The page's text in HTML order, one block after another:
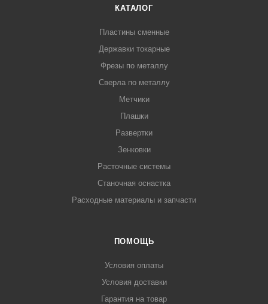
КАТАЛОГ
Пластины сменные
Державки токарные
Фрезы по металлу
Сверла по металлу
Метчики
Плашки
Развертки
Зенковки
Расточные системы
Станочная оснастка
Расходные материалы и запчасти
ПОМОЩЬ
Условия оплаты
Условия доставки
Гарантия на товар